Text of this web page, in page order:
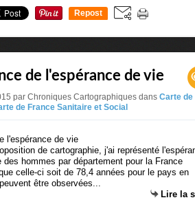
Repost
de l'espérance de vie
par Chroniques Cartographiques dans Carte de
de France Sanitaire et Social
de cartographie, j'ai représenté
hommes par département pour la France
celle-ci soit de 78,4 années pour le pays en
être observées...
Lire la